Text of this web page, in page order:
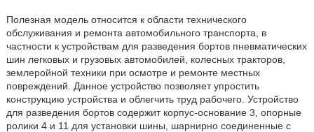
Полезная модель относится к области технического
обслуживания и ремонта автомобильного транспорта, в
частности к устройствам для разведения бортов пневматических
шин легковых и грузовых автомобилей, колесных тракторов,
землеройной техники при осмотре и ремонте местных
повреждений. Данное устройство позволяет упростить
конструкцию устройства и облегчить труд рабочего. Устройство
для разведения бортов содержит корпус-основание 3, опорные
ролики 4 и 11 для установки шины, шарнирно соединенные с